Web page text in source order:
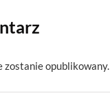
zostanie opublikowany.